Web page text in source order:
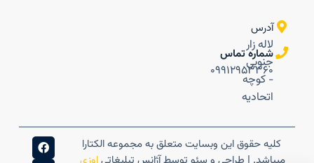
آدرس
لاله زار
جنوبی
- کوچه
اتحادیه
شماره تماس
۰۹۹۱۲۹۵۳۳۶۰
کلیه حقوق این وبسایت متعلق به مجموعه الکتارا